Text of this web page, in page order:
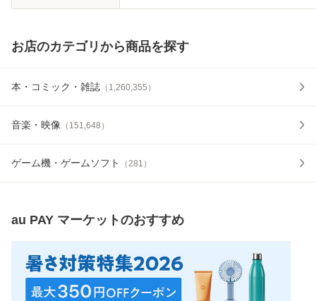
お店のカテゴリから商品を探す
本・コミック・雑誌 （ 1,260,355 ）
音楽・映像 （ 151,648 ）
ゲーム機・ゲームソフト （281 ）
au PAY マーケットのおすすめ